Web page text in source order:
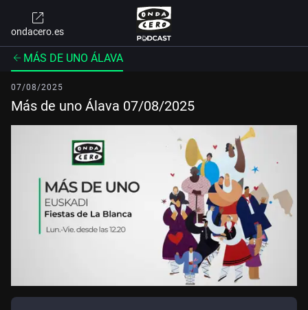
ondacero.es
MÁS DE UNO ÁLAVA
07/08/2025
Más de uno Álava 07/08/2025